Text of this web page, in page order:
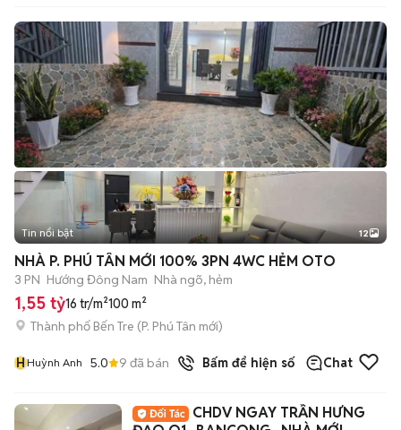
+2
Tin nổi bật 12
NHÀ P. PHÚ TÂN MỚI 100% 3PN 4WC HẺM OTO
3 PN Hướng Đông Nam Nhà ngõ, hẻm
1,55 tỷ16 tr/m²100 m²
Thành phố Bến Tre (P. Phú Tân mới)
HHuỳnh Anh 5.0 9 đã bán Bấm để hiện số Chat
CHDV NGAY TRẦN HƯNG